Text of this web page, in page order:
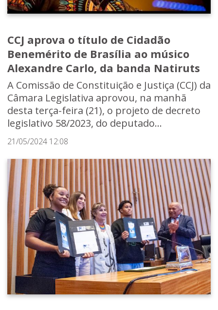
CCJ aprova o título de Cidadão
Benemérito de Brasília ao músico
Alexandre Carlo, da banda Natiruts
A Comissão de Constituição e Justiça (CCJ) da
Câmara Legislativa aprovou, na manhã
desta terça-feira (21), o projeto de decreto
legislativo 58/2023, do deputado...
21/05/2024 12:08